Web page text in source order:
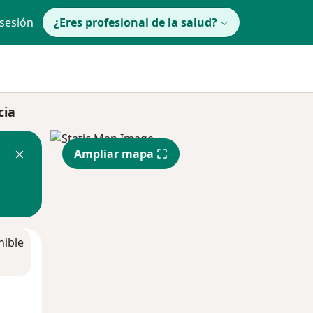
¿Eres profesional de la salud?
Ampliar mapa